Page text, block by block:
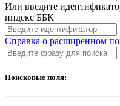
Или введите
индекс ББК
Справка о расширенном
Поисковые поля: